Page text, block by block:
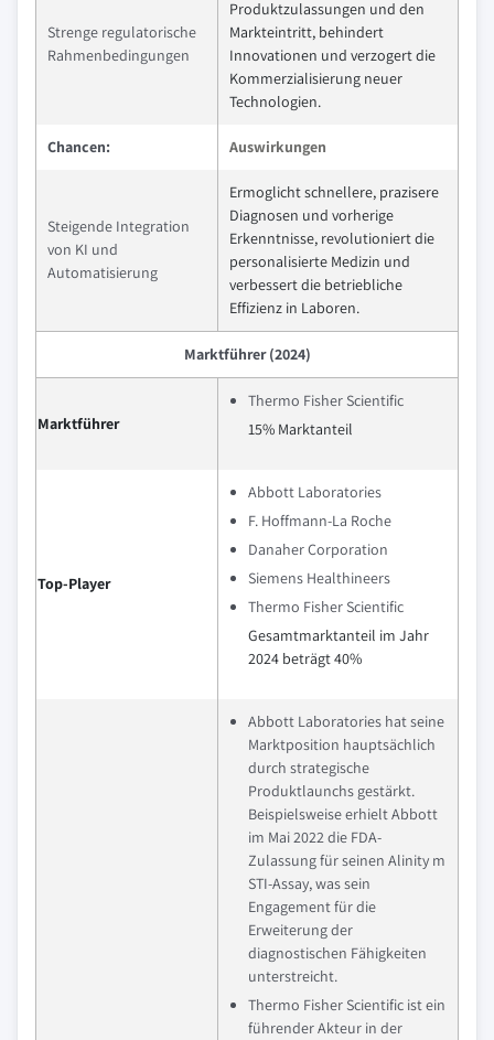
Strenge regulatorische
Rahmenbedingungen
Produktzulassungen und den
Markteintritt, behindert
Innovationen und verzogert die
Kommerzialisierung neuer
Technologien.
Chancen: Auswirkungen
Steigende Integration
von KI und
Automatisierung
Ermoglicht schnellere, prazisere
Diagnosen und vorherige
Erkenntnisse, revolutioniert die
personalisierte Medizin und
verbessert die betriebliche
Effizienz in Laboren.
Marktführer (2024)
Marktführer
Thermo Fisher Scientific
15% Marktanteil
Top-Player
Abbott Laboratories
F. Hoffmann-La Roche
Danaher Corporation
Siemens Healthineers
Thermo Fisher Scientific
Gesamtmarktanteil im Jahr
2024 beträgt 40%
Abbott Laboratories hat seine
Marktposition hauptsächlich
durch strategische
Produktlaunchs gestärkt.
Beispielsweise erhielt Abbott
im Mai 2022 die FDA-
Zulassung für seinen Alinity m
STI-Assay, was sein
Engagement für die
Erweiterung der
diagnostischen Fähigkeiten
unterstreicht.
Thermo Fisher Scientific ist ein
führender Akteur in der